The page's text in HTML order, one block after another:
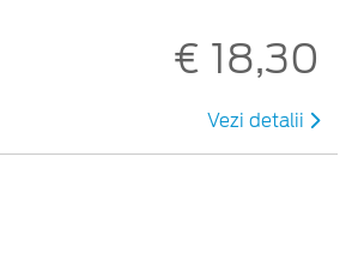
€ 18,30
Vezi detalii